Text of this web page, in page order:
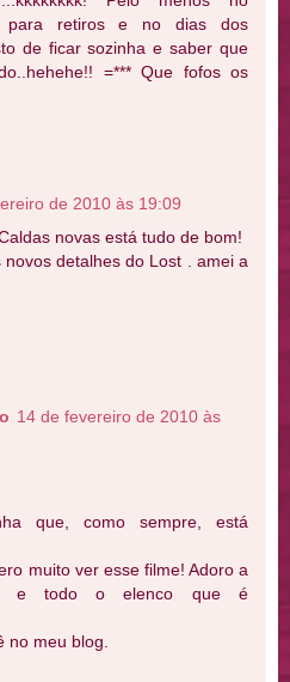
para retiros e no dias dos
de ficar sozinha e saber que
=*** Que fofos os
de 2010 às 19:09
novas está tudo de bom!
detalhes do Lost . amei a
14 de fevereiro de 2010 às
que, como sempre, está
muito ver esse filme! Adoro a
e todo o elenco que é
no meu blog.